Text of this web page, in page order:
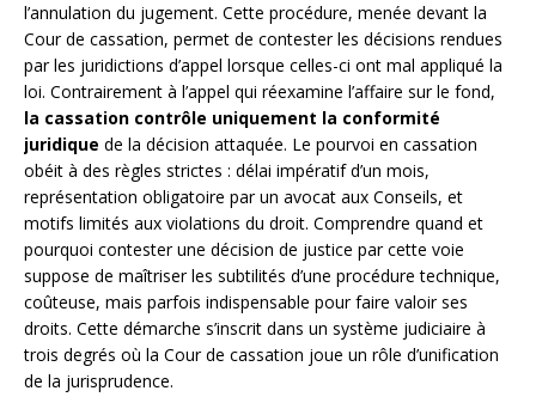
l’annulation du jugement. Cette procédure, menée devant la
Cour de cassation, permet de contester les décisions rendues
par les juridictions d’appel lorsque celles-ci ont mal appliqué la
loi. Contrairement à l’appel qui réexamine l’affaire sur le fond,
la cassation contrôle uniquement la conformité
juridique de la décision attaquée. Le pourvoi en cassation
obéit à des règles strictes : délai impératif d’un mois,
représentation obligatoire par un avocat aux Conseils, et
motifs limités aux violations du droit. Comprendre quand et
pourquoi contester une décision de justice par cette voie
suppose de maîtriser les subtilités d’une procédure technique,
coûteuse, mais parfois indispensable pour faire valoir ses
droits. Cette démarche s’inscrit dans un système judiciaire à
trois degrés où la Cour de cassation joue un rôle d’unification
de la jurisprudence.